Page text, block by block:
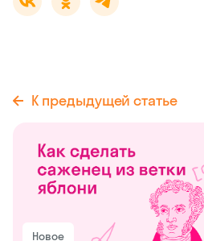
К предыдущей статье
Новое